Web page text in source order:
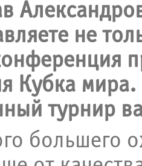
не
Кубка
турнир
большего